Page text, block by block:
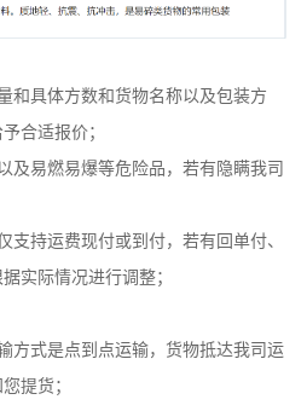
和具体方数和货物名称以及包装方
合适报价；
及易燃易爆等危险品，若有隐瞒我司
支持运费现付或到付，若有回单付、
实际情况进行调整；
方式是点到点运输，货物抵达我司运
提货；